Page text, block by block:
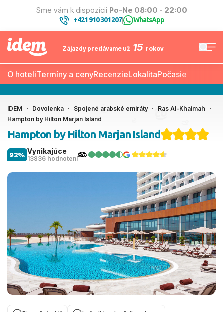
Sme vám k dispozícii Po-Ne 08:00 - 22:00
+421 910 301 207| WhatsApp
Zájazdy predávame už 15 rokov
O hoteliTermíny a cenyRecenzieLokalitaPočasie
IDEM Dovolenka Spojené arabské emiráty
Ras Al-Khaimah
Hampton by Hilton Marjan Island
Hampton by Hilton Marjan Island
Vynikajúce
13836 hodnotení
92%